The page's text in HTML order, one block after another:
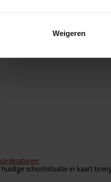
Weigeren
van de fijne motoriek voor zijn
niet gemakkelijk te bepalen.
:
schoolsituatie in kaart